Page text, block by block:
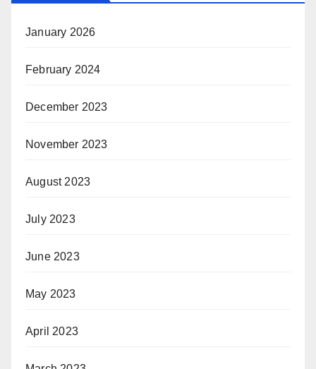
January 2026
February 2024
December 2023
November 2023
August 2023
July 2023
June 2023
May 2023
April 2023